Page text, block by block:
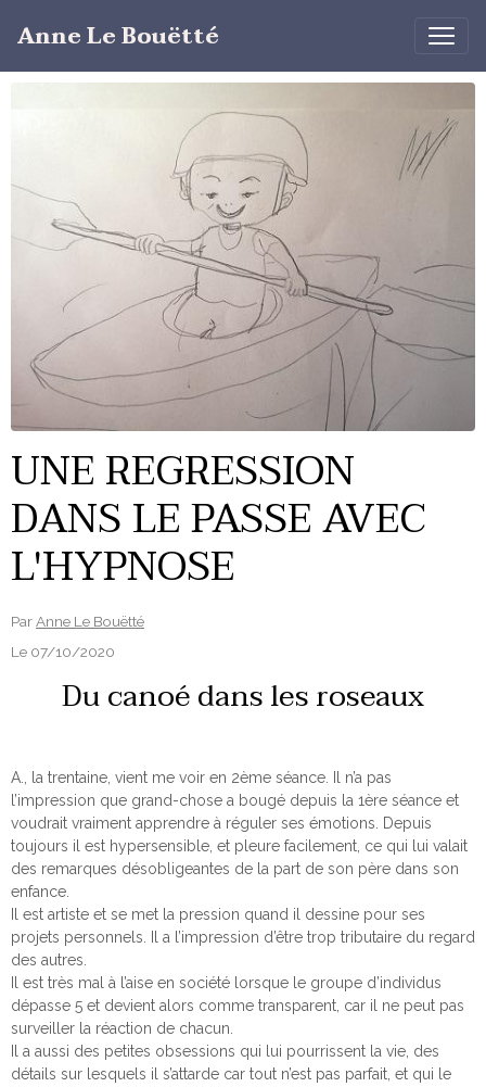
Anne Le Bouëtté
UNE REGRESSION
DANS LE PASSE AVEC
L'HYPNOSE
ParAnne Le Bouëtté
Le 07/10/2020
Du canoé dans les roseaux
A., la trentaine, vient me voir en 2ème séance. Il n’a pas
l’impression que grand-chose a bougé depuis la 1ère séance et
voudrait vraiment apprendre à réguler ses émotions. Depuis
toujours il est hypersensible, et pleure facilement, ce qui lui valait
des remarques désobligeantes de la part de son père dans son
enfance.
Il est artiste et se met la pression quand il dessine pour ses
projets personnels. Il a l’impression d’être trop tributaire du regard
des autres.
Il est très mal à l’aise en société lorsque le groupe d’individus
dépasse 5 et devient alors comme transparent, car il ne peut pas
surveiller la réaction de chacun.
Il a aussi des petites obsessions qui lui pourrissent la vie, des
détails sur lesquels il s’attarde car tout n’est pas parfait, et qui le